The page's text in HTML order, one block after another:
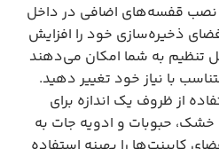
نصب قفسه‌های اضافی در داخل
ذخیره‌سازی خود را افزایش
تنظیم به شما امکان می‌دهند
با نیاز خود تغییر دهید.
از ظروف یک اندازه برای
خشک، حبوبات و ادویه جات به